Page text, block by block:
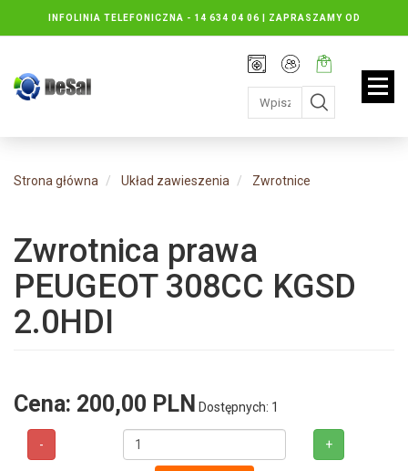
INFOLINIA TELEFONICZNA - 14 634 04 06 | ZAPRASZAMY OD
PONIEDZIAŁKU DO PIĄTKU : 8.30 DO 16.30, SOBOTY: 8.30 DO 13.00
Rejestracja
Moje
konto
Twój
koszyk:
jest
pusty
Strona główna Układ zawieszenia Zwrotnice
Zwrotnica prawa
PEUGEOT 308CC KGSD
2.0HDI
Cena: 200,00 PLN Dostępnych: 1
- +